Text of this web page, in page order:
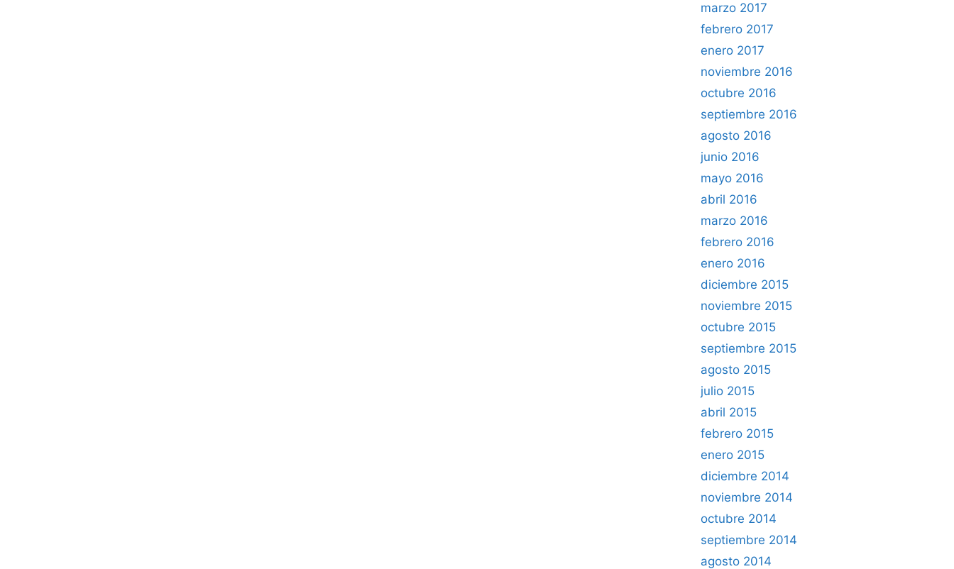
marzo 2017
febrero 2017
enero 2017
noviembre 2016
octubre 2016
septiembre 2016
agosto 2016
junio 2016
mayo 2016
abril 2016
marzo 2016
febrero 2016
enero 2016
diciembre 2015
noviembre 2015
octubre 2015
septiembre 2015
agosto 2015
julio 2015
abril 2015
febrero 2015
enero 2015
diciembre 2014
noviembre 2014
octubre 2014
septiembre 2014
agosto 2014